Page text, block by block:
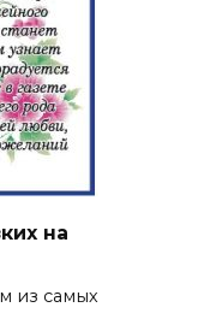
на
из самых